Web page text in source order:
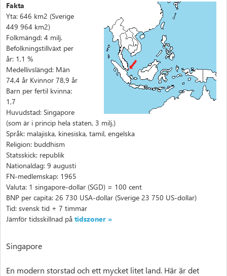
Fakta
Yta: 646 km2 (Sverige
449 964 km2)
Folkmängd: 4 milj.
Befolkningstillväxt per
år: 1,1 %
Medellivslängd: Män
74,4 år Kvinnor 78,9 år
Barn per fertil kvinna:
1,7
Huvudstad: Singapore
(som är i princip hela staten, 3 milj.)
Språk: malajiska, kinesiska, tamil, engelska
Religion: buddhism
Statsskick: republik
Nationaldag: 9 augusti
FN-medlemskap: 1965
Valuta: 1 singapore-dollar (SGD) = 100 cent
BNP per capita: 26 730 USA-dollar (Sverige 23 750 US-dollar)
Tid: svensk tid + 7 timmar
Jämför tidsskillnad påtidszoner »
Singapore
En modern storstad och ett mycket litet land. Här är det